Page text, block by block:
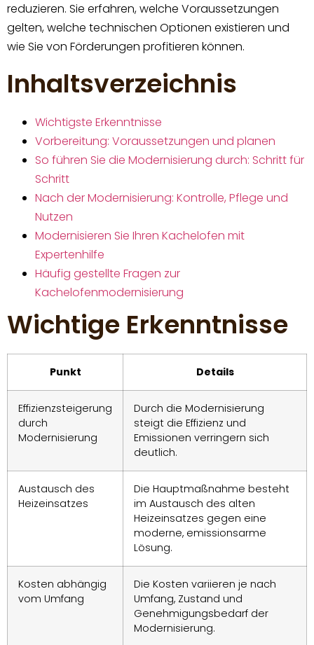
reduzieren. Sie erfahren, welche Voraussetzungen
gelten, welche technischen Optionen existieren und
wie Sie von Förderungen profitieren können.
Inhaltsverzeichnis
Wichtigste Erkenntnisse
Vorbereitung: Voraussetzungen und planen
So führen Sie die Modernisierung durch: Schritt für
Schritt
Nach der Modernisierung: Kontrolle, Pflege und
Nutzen
Modernisieren Sie Ihren Kachelofen mit
Expertenhilfe
Häufig gestellte Fragen zur
Kachelofenmodernisierung
Wichtige Erkenntnisse
Punkt Details
Effizienzsteigerung
durch
Modernisierung
Durch die Modernisierung
steigt die Effizienz und
Emissionen verringern sich
deutlich.
Austausch des
Heizeinsatzes
Die Hauptmaßnahme besteht
im Austausch des alten
Heizeinsatzes gegen eine
moderne, emissionsarme
Lösung.
Kosten abhängig
vom Umfang
Die Kosten variieren je nach
Umfang, Zustand und
Genehmigungsbedarf der
Modernisierung.